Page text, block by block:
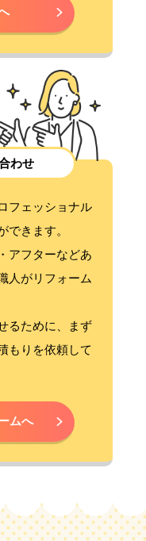
わせ
フェッショナル
できます。
アフターなどあ
人がリフォーム
るために、まず
もりを依頼して
ムへ